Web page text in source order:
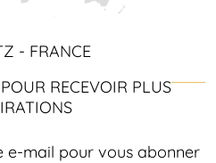
- FRANCE
RECEVOIR PLUS
e-mail pour vous abonner